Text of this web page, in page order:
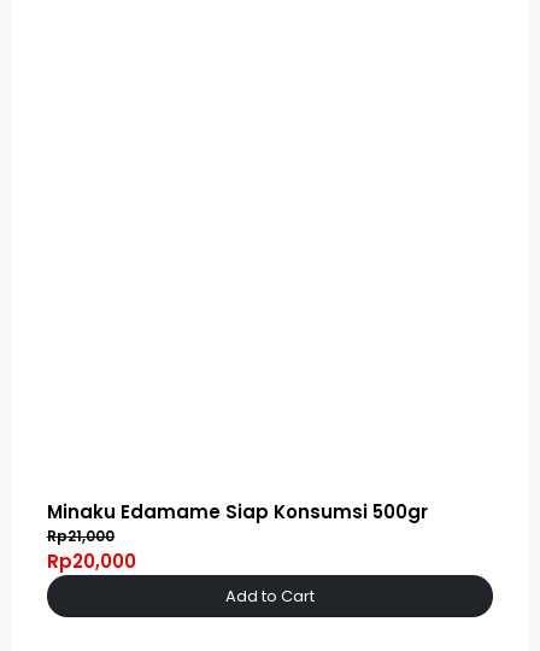
Minaku Edamame Siap Konsumsi 500gr
Rp21,000
Rp20,000
Add to Cart